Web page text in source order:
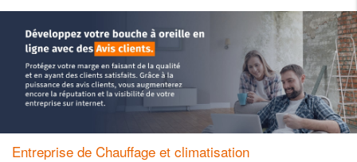
Entreprise de Chauffage et climatisation